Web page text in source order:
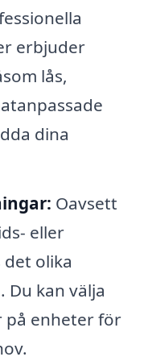
erbjuder
lås,
dina
Oavsett
eller
olika
kan välja
på enheter för